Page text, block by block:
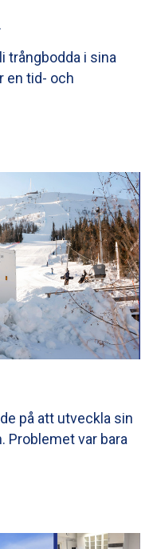
trångbodda i sina
en tid- och
på att utveckla sin
Problemet var bara